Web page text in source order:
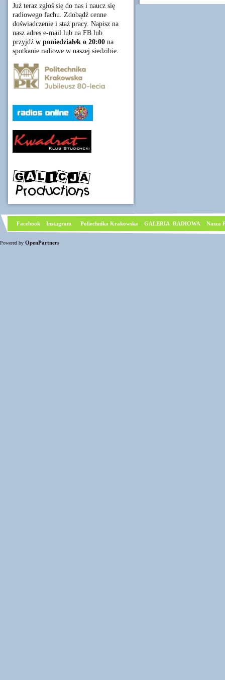
Już teraz zgłoś się do nas i naucz się
radiowego fachu. Zdobądź cenne
doświadczenie i staż pracy. Napisz na
nasz adres e-mail lub na FB lub
przyjdź w poniedziałek o 20:00 na
spotkanie radiowe w naszej siedzibie.
Facebook Instagram Poliechnika Krakowska GALERIA RADIOWA Nasza
Powered by OpenPartners